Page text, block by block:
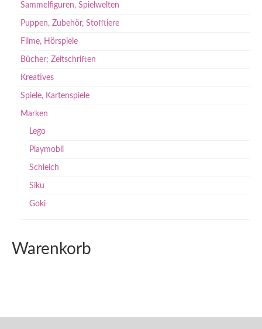
Sammelfiguren, Spielwelten
Puppen, Zubehör, Stofftiere
Filme, Hörspiele
Bücher; Zeitschriften
Kreatives
Spiele, Kartenspiele
Marken
Lego
Playmobil
Schleich
Siku
Goki
Warenkorb